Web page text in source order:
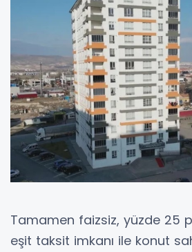
Tamamen faizsiz, yüzde 25
eşit taksit imkanı ile konut